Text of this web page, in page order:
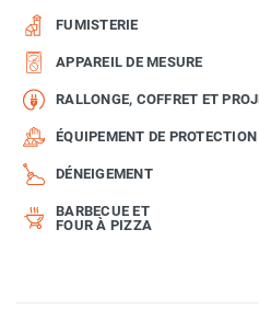
FUMISTERIE
APPAREIL DE MESURE
RALLONGE, COFFRET ET
ÉQUIPEMENT DE
DÉNEIGEMENT
BARBECUE ET
FOUR À PIZZA